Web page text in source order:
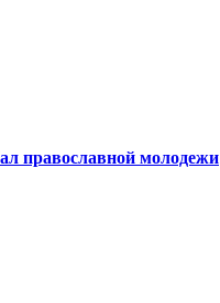
православной молодежи